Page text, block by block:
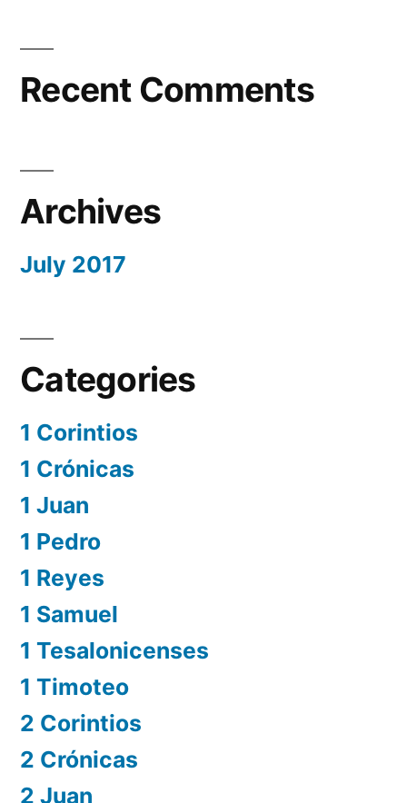
Recent Comments
Archives
July 2017
Categories
1 Corintios
1 Crónicas
1 Juan
1 Pedro
1 Reyes
1 Samuel
1 Tesalonicenses
1 Timoteo
2 Corintios
2 Crónicas
2 Juan